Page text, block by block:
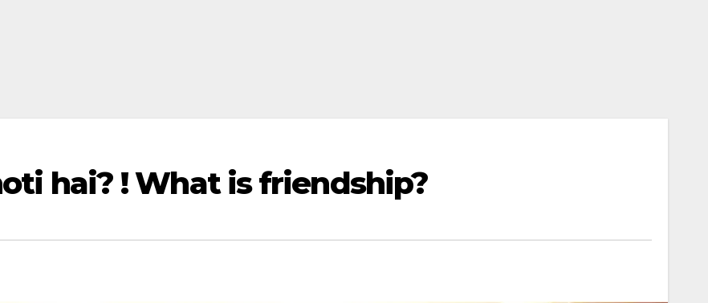
hoti hai? ! What is friendship?